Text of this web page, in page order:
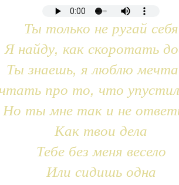
Ты только не ругай себя
Я найду, как скоротать
Ты знаешь, я люблю
про то, что
Но ты мне так и не
Как твои дела
Тебе без меня весело
Или сидишь одна